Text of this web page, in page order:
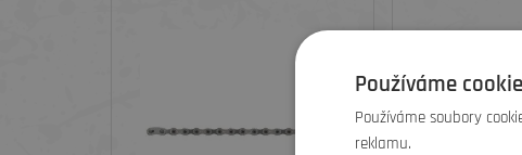
Používáme
Používáme soubory
reklamu.